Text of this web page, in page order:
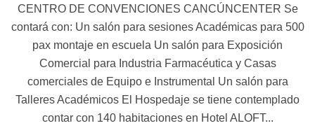
CENTRO DE CONVENCIONES CANCÚNCENTER Se
contará con: Un salón para sesiones Académicas para 500
pax montaje en escuela Un salón para Exposición
Comercial para Industria Farmacéutica y Casas
comerciales de Equipo e Instrumental Un salón para
Talleres Académicos El Hospedaje se tiene contemplado
contar con 140 habitaciones en Hotel ALOFT...